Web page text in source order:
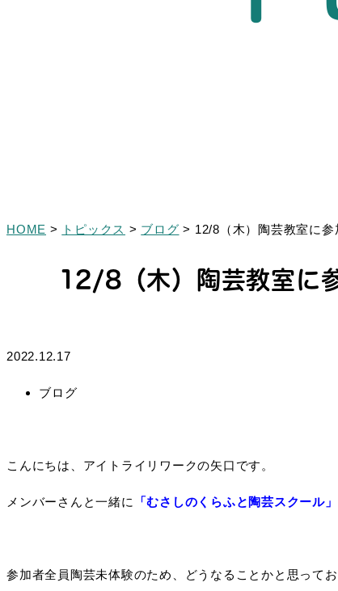
HOME > トピックス > ブログ > 12/8（木）陶芸教室に参
12/8（木）陶芸教室に
2022.12.17
ブログ
こんにちは、アイトライリワークの矢口です。
メンバーさんと一緒に 「むさしのくらふと陶芸スクール」
参加者全員陶芸未体験のため、どうなることかと思って